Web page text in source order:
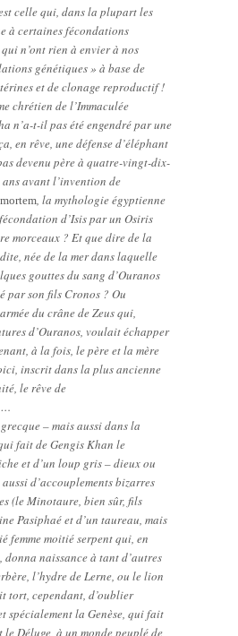
celle qui, dans la plupart les
à certaines fécondations
n’ont rien à envier à nos
génétiques » à base de
et de clonage reproductif !
chrétien de l’Immaculée
n’a-t-il pas été engendré par une
en rêve, une défense d’éléphant
devenu père à quatre-vingt-dix-
avant l’invention de
, la mythologie égyptienne
d’Isis par un Osiris
morceaux ? Et que dire de la
née de la mer dans laquelle
gouttes du sang d’Ouranos
par son fils Cronos ? Ou
du crâne de Zeus qui,
d’Ouranos, voulait échapper
à la fois, le père et la mère
inscrit dans la plus ancienne
le rêve de
– mais aussi dans la
fait de Gengis Khan le
et d’un loup gris – dieux ou
d’accouplements bizarres
(le Minotaure, bien sûr, fils
Pasiphaé et d’un taureau, mais
femme moitié serpent qui, en
donna naissance à tant d’autres
l’hydre de Lerne, ou le lion
tort, cependant, d’oublier
spécialement la Genèse, qui fait
Déluge, à un monde peuplé de